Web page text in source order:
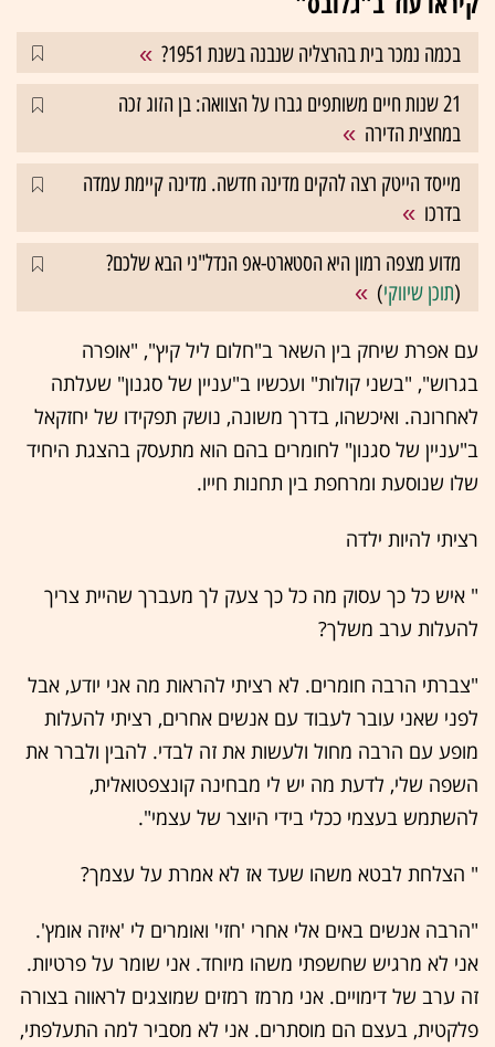
בכמה נמכר בית בהרצליה שנבנה בשנת 1951?
21 שנות חיים משותפים גברו על הצוואה: בן הזוג זכה
במחצית הדירה
מייסד הייטק רצה להקים מדינה חדשה. מדינה קיימת עמדה
בדרכו
מדוע מצפה רמון היא הסטארט-אפ הנדל"ני הבא שלכם?
(תוכן שיווקי)
עם אפרת שיחק בין השאר ב"חלום ליל קיץ", "אופרה
בגרוש", "בשני קולות" ועכשיו ב"עניין של סגנון" שעלתה
לאחרונה. ואיכשהו, בדרך משונה, נושק תפקידו של יחזקאל
ב"עניין של סגנון" לחומרים בהם הוא מתעסק בהצגת היחיד
שלו שנוסעת ומרחפת בין תחנות חייו.
רציתי להיות ילדה
" איש כל כך עסוק מה כל כך צעק לך מעברך שהיית צריך
להעלות ערב משלך?
"צברתי הרבה חומרים. לא רציתי להראות מה אני יודע, אבל
לפני שאני עובר לעבוד עם אנשים אחרים, רציתי להעלות
מופע עם הרבה מחול ולעשות את זה לבדי. להבין ולברר את
השפה שלי, לדעת מה יש לי מבחינה קונצפטואלית,
להשתמש בעצמי ככלי בידי היוצר של עצמי".
" הצלחת לבטא משהו שעד אז לא אמרת על עצמך?
"הרבה אנשים באים אלי אחרי 'חזי' ואומרים לי 'איזה אומץ'.
אני לא מרגיש שחשפתי משהו מיוחד. אני שומר על פרטיות.
זה ערב של דימויים. אני מרמז רמזים שמוצגים לראווה בצורה
פלקטית, בעצם הם מוסתרים. אני לא מסביר למה התעלפתי,